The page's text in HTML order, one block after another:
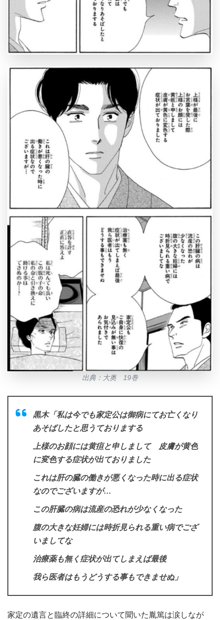
出典：大奥 19巻
黒木「私は今でも家定公は御病にてお亡くなり
あそばしたと思うておりまする
上様のお顔には黄疸と申しまして 皮膚が黄色
に変色する症状が出ておりました
これは肝の臓の働きが悪くなった時に出る症状
なのでございますが…
この肝臓の病は流産の恐れが少なくなった
腹の大きな妊婦には時折見られる重い病でござ
いましてな
治療薬も無く症状が出てしまえば最後
我ら医者はもうどうする事もできませぬ」
家定の遺言と臨終の詳細について聞いた胤篤は涙しなが